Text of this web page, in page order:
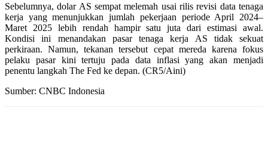
Sebelumnya, dolar AS sempat melemah usai rilis revisi data tenaga
kerja yang menunjukkan jumlah pekerjaan periode April 2024–
Maret 2025 lebih rendah hampir satu juta dari estimasi awal.
Kondisi ini menandakan pasar tenaga kerja AS tidak sekuat
perkiraan. Namun, tekanan tersebut cepat mereda karena fokus
pelaku pasar kini tertuju pada data inflasi yang akan menjadi
penentu langkah The Fed ke depan. (CR5/Aini)
Sumber: CNBC Indonesia